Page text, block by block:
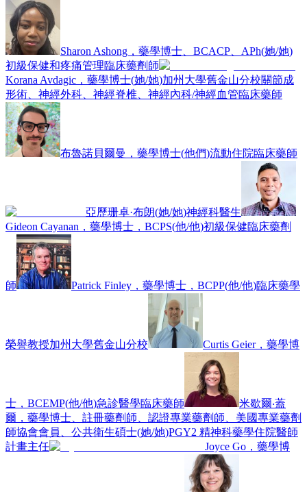
Sharon Ashong，藥學博士、BCACP、APh(她/她)
初級保健和疼痛管理臨床藥劑師
Korana Avdagic，藥學博士(她/她)加州大學舊金山分校關節成
形術、神經外科、神經脊椎、神經內科/神經血管臨床藥師
布魯諾貝爾曼，藥學博士(他們)流動住院臨床藥師
亞歷珊卓·布朗(她/她)神經科醫生
Gideon Cayanan，藥學博士，BCPS(他/他)初級保健臨床藥劑
師 Patrick Finley，藥學博士，BCPP(他/他)臨床藥學
榮譽教授加州大學舊金山分校 Curtis Geier，藥學博
士，BCEMP(他/他)急診醫學臨床藥師
米歇爾‧蓋
爾，藥學博士、註冊藥劑師、認證專業藥劑師、美國專業藥劑
師協會會員、公共衛生碩士(她/她)PGY2 精神科藥學住院醫師
計畫主任
Joyce Go，藥學博